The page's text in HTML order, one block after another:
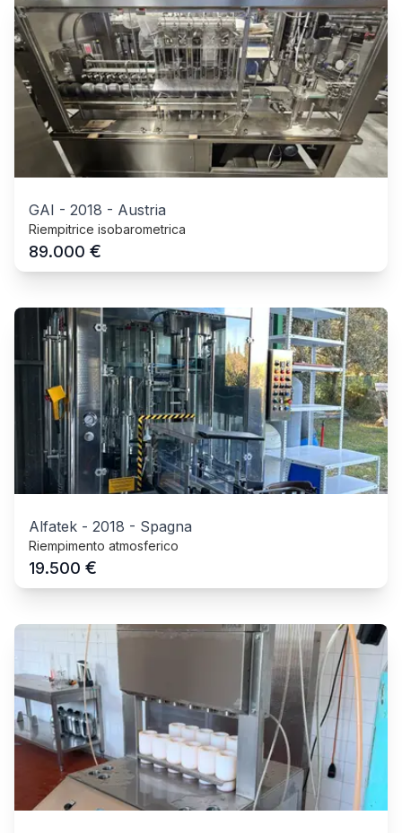
GAI - 2018 - Austria
Riempitrice isobarometrica
89.000 €
Alfatek - 2018 - Spagna
Riempimento atmosferico
19.500 €